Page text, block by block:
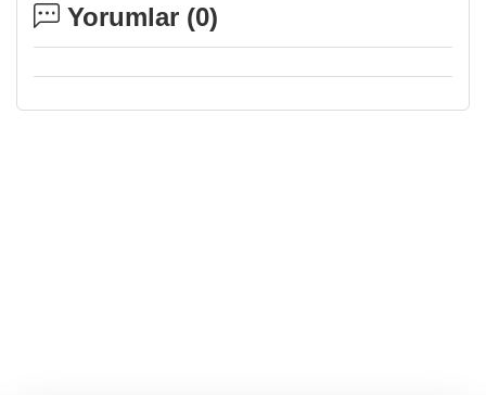
Yorumlar (0)